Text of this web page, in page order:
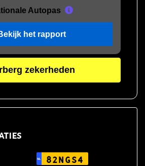
Autopas
het rapport
zekerheden
NL 82NGS4